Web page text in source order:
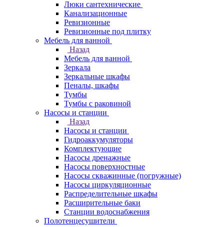
Люки сантехнические
Канализационные
Ревизионные
Ревизионные под плитку
Мебель для ванной
Назад
Мебель для ванной
Зеркала
Зеркальные шкафы
Пеналы, шкафы
Тумбы
Тумбы с раковиной
Насосы и станции
Назад
Насосы и станции
Гидроаккумуляторы
Комплектующие
Насосы дренажные
Насосы поверхностные
Насосы скважинные (погружные)
Насосы циркуляционные
Распределительные шкафы
Расширительные баки
Станции водоснабжения
Полотенцесушители